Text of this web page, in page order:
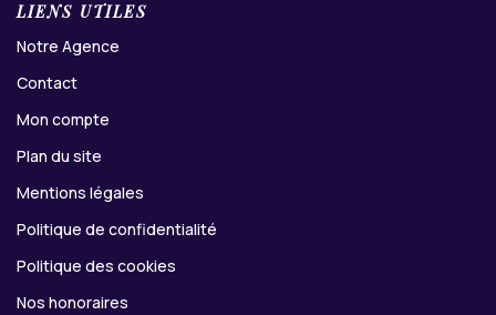
LIENS UTILES
Notre Agence
Contact
Mon compte
Plan du site
Mentions légales
Politique de confidentialité
Politique des cookies
Nos honoraires